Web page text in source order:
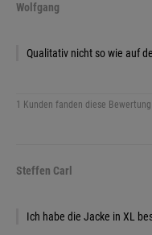
Wolfgang
Qualitativ nicht so wie auf
1 Kunden fanden diese
Steffen Carl
Ich habe die Jacke in XL